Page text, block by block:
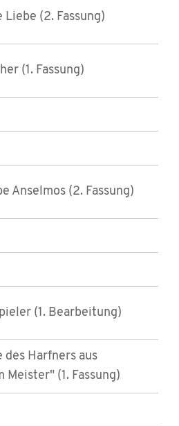
Liebe (2. Fassung)
(1. Fassung)
Anselmos (2. Fassung)
(1. Bearbeitung)
des Harfners aus
Meister" (1. Fassung)